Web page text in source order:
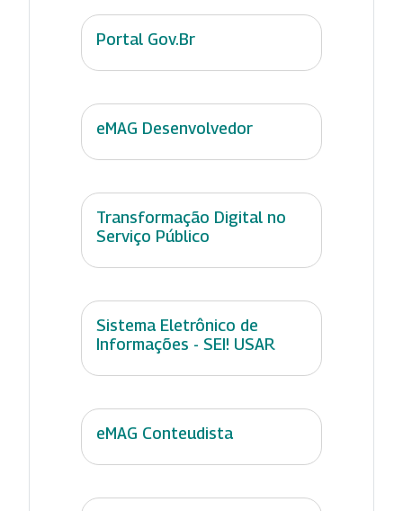
Portal Gov.Br
eMAG Desenvolvedor
Transformação Digital no
Serviço Público
Sistema Eletrônico de
Informações - SEI! USAR
eMAG Conteudista